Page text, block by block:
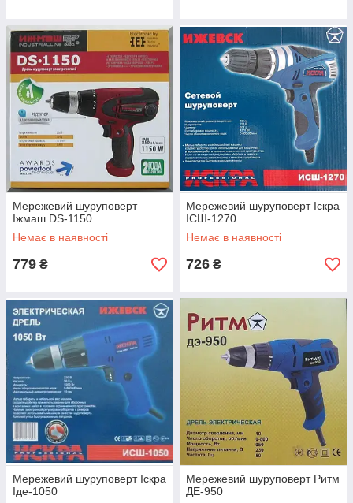
Мережевий шуруповерт
Іжмаш DS-1150
Немає в наявності
779 ₴
Мережевий шуруповерт Іскра
ІСШ-1270
Немає в наявності
726 ₴
Мережевий шуруповерт Іскра
Іде-1050
Мережевий шуруповерт Ритм
ДЕ-950